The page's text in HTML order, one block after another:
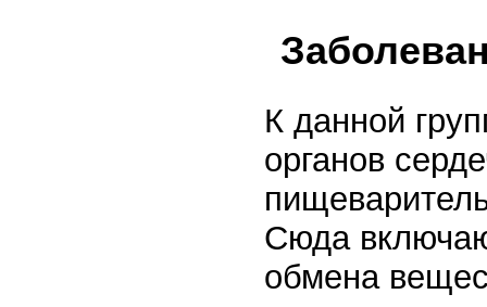
К данной
органов
Сюда
обмена